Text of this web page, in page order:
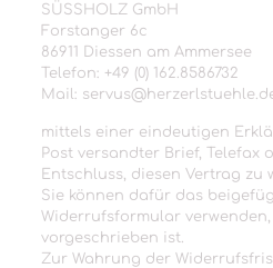
SÜSSHOLZ GmbH
Forstanger 6c
86911 Diessen am Ammersee
Telefon: +49 (0) 162.8586732
Mail:
mittels einer eindeutigen
Post versandter Brief, Telefax
Entschluss, diesen Vertrag zu
Sie können dafür das
Widerrufsformular
vorgeschrieben ist.
Zur Wahrung der